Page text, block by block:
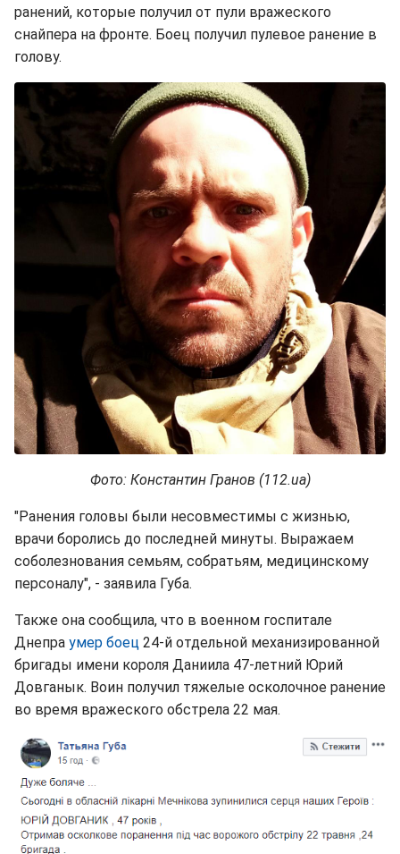
ранений, которые получил от пули вражеского
снайпера на фронте. Боец получил пулевое ранение в
голову.
Фото: Константин Гранов (112.ua)
"Ранения головы были несовместимы с жизнью,
врачи боролись до последней минуты. Выражаем
соболезнования семьям, собратьям, медицинскому
персоналу", - заявила Губа.
Также она сообщила, что в военном госпитале
Днепра умер боец 24-й отдельной механизированной
бригады имени короля Даниила 47-летний Юрий
Довганык. Воин получил тяжелые осколочное ранение
во время вражеского обстрела 22 мая.